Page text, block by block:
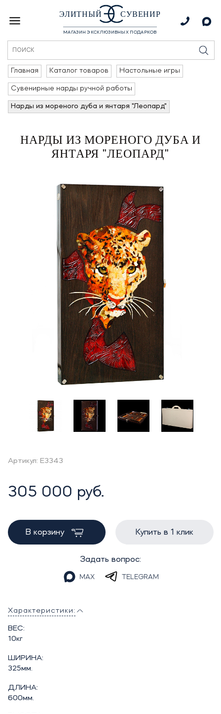
ЭЛИТНЫЙ СУВЕНИР
МАГАЗИН ЭКСКЛЮЗИВНЫХ ПОДАРКОВ
Главная Каталог товаров Настольные игры
Сувенирные нарды ручной работы
Нарды из мореного дуба и янтаря "Леопард"
НАРДЫ ИЗ МОРЕНОГО ДУБА И
ЯНТАРЯ "ЛЕОПАРД"
Артикул: E3343
305 000 руб.
В корзину Купить в 1 клик
Задать вопрос:
MAX TELEGRAM
Характеристики:
ВЕС:
10кг
ШИРИНА:
325мм.
ДЛИНА:
600мм.